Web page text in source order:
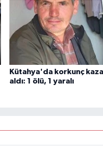
Kütahya'da korkunç
aldı: 1 ölü, 1 yaralı